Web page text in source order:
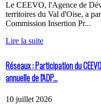
Le CEEVO, l'Agence de
territoires du Val d'Oise, a
Commission Insertion Pr...
Lire la suite
Réseaux : Participation du
annuelle de l'ADP...
10 juillet 2026